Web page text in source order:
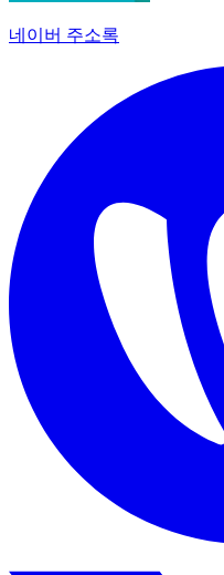
네이버 주소록